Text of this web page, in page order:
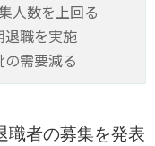
人数を上回る
退職を実施
需要減る
職者の募集を発表